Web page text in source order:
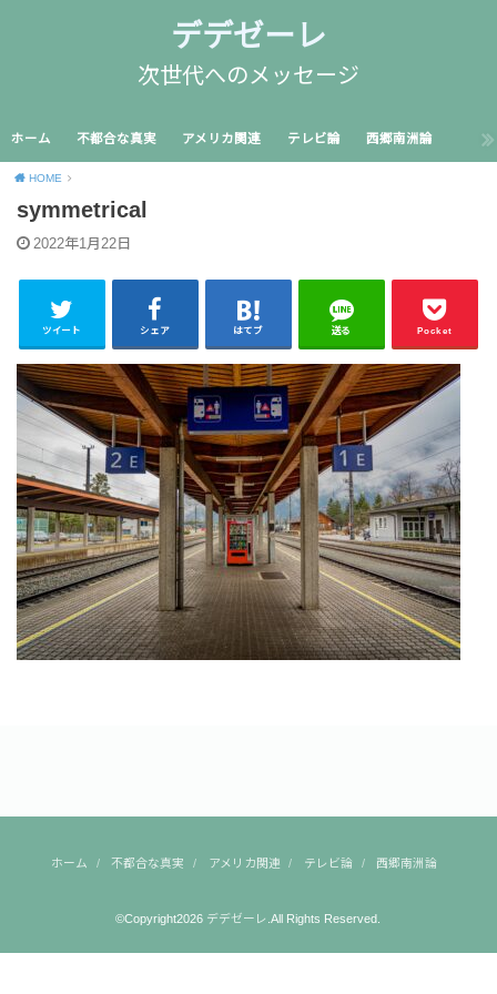
デデゼーレ
次世代へのメッセージ
ホーム 不都合な真実 アメリカ関連 テレビ論 西郷南洲論
HOME
symmetrical
2022年1月22日
ツイート シェア はてブ 送る Pocket
ホーム 不都合な真実 アメリカ関連 テレビ論 西郷南洲論
©Copyright2026 デデゼーレ .All Rights Reserved.